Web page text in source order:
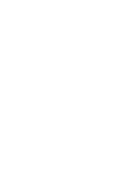
licenza,
il diritto di
il
di scoprire il
consentita
del Software a
non